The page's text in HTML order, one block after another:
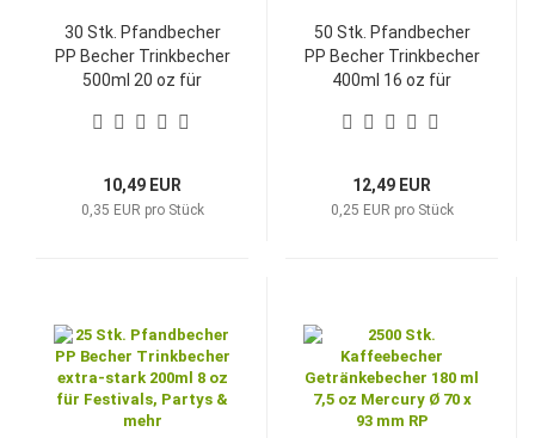
30 Stk. Pfandbecher
PP Becher Trinkbecher
500ml 20 oz für
mehr
10,49 EUR
0,35 EUR pro Stück
50 Stk. Pfandbecher
PP Becher Trinkbecher
400ml 16 oz für
mehr
12,49 EUR
0,25 EUR pro Stück